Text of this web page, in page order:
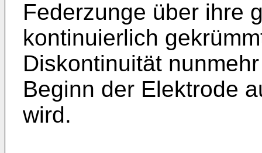
Federzunge über ihre
kontinuierlich
Diskontinuität
Beginn der Elektrode
wird.